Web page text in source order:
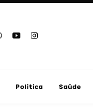
Política Saúde